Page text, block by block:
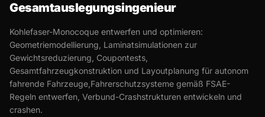
Gesamtauslegungsingenieur
Kohlefaser-Monocoque entwerfen und optimieren:
Geometriemodellierung, Laminatsimulationen zur
Gewichtsreduzierung, Coupontests,
Gesamtfahrzeugkonstruktion und Layoutplanung für autonom
fahrende Fahrzeuge,Fahrerschutzsysteme gemäß FSAE-
Regeln entwerfen, Verbund-Crashstrukturen entwickeln und
crashen.